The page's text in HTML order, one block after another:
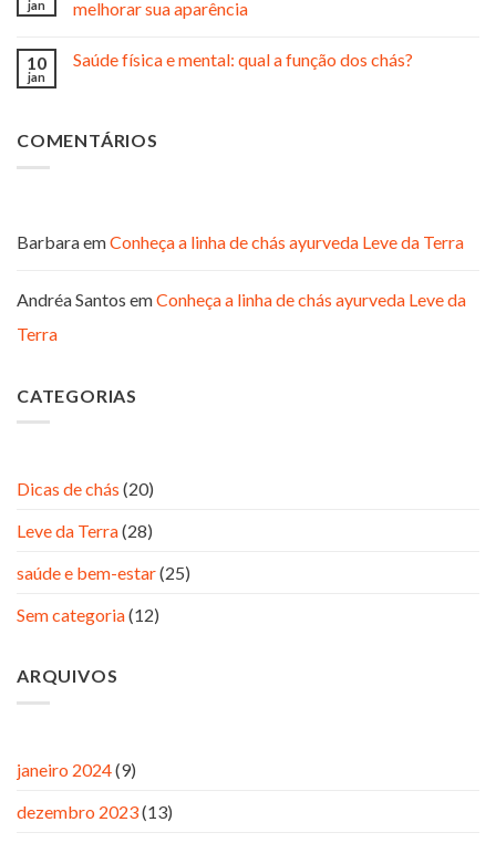
jan
melhorar sua aparência
10
jan
Saúde física e mental: qual a função dos chás?
COMENTÁRIOS
BarbaraemConheça a linha de chás ayurveda Leve da Terra
Andréa Santos emConheça a linha de chás ayurveda Leve da
Terra
CATEGORIAS
Dicas de chás (20)
Leve da Terra(28)
saúde e bem-estar(25)
Sem categoria(12)
ARQUIVOS
janeiro 2024(9)
dezembro 2023(13)